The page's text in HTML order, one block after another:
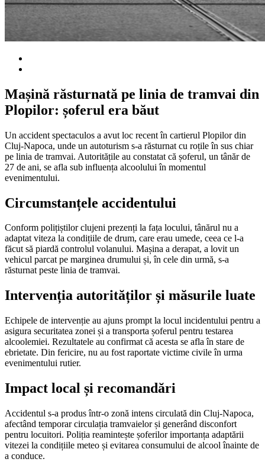
Mașină răsturnată pe linia de tramvai din
Plopilor: șoferul era băut
Un accident spectaculos a avut loc recent în cartierul Plopilor din
Cluj-Napoca, unde un autoturism s-a răsturnat cu roțile în sus chiar
pe linia de tramvai. Autoritățile au constatat că șoferul, un tânăr de
27 de ani, se afla sub influența alcoolului în momentul
evenimentului.
Circumstanțele accidentului
Conform polițiștilor clujeni prezenți la fața locului, tânărul nu a
adaptat viteza la condițiile de drum, care erau umede, ceea ce l-a
făcut să piardă controlul volanului. Mașina a derapat, a lovit un
vehicul parcat pe marginea drumului și, în cele din urmă, s-a
răsturnat peste linia de tramvai.
Intervenția autorităților și măsurile luate
Echipele de intervenție au ajuns prompt la locul incidentului pentru a
asigura securitatea zonei și a transporta șoferul pentru testarea
alcoolemiei. Rezultatele au confirmat că acesta se afla în stare de
ebrietate. Din fericire, nu au fost raportate victime civile în urma
evenimentului rutier.
Impact local și recomandări
Accidentul s-a produs într-o zonă intens circulată din Cluj-Napoca,
afectând temporar circulația tramvaielor și generând disconfort
pentru locuitori. Poliția reamintește șoferilor importanța adaptării
vitezei la condițiile meteo și evitarea consumului de alcool înainte de
a conduce.